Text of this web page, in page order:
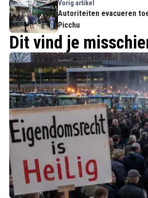
Vorig artikel
Autoriteiten evacueren
Picchu
Dit vind je